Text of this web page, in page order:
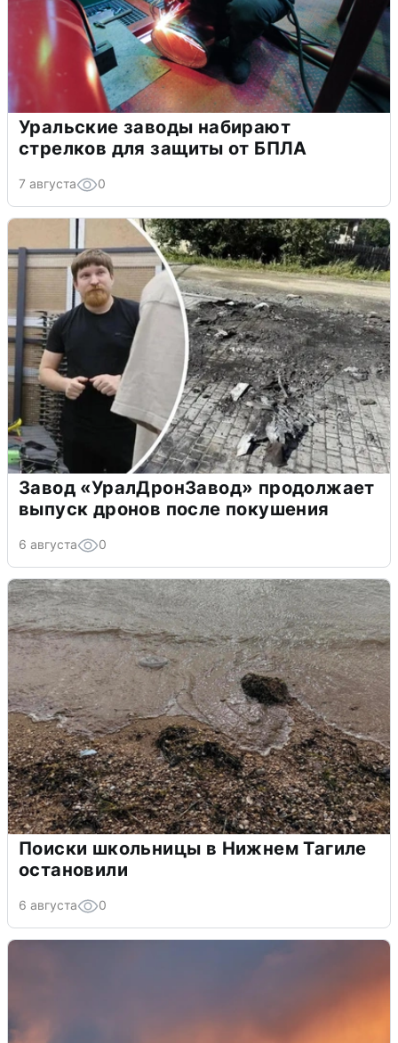
Уральские заводы набирают
стрелков для защиты от БПЛА
7 августа 0
Завод «УралДронЗавод» продолжает
выпуск дронов после покушения
6 августа 0
Поиски школьницы в Нижнем Тагиле
остановили
6 августа 0